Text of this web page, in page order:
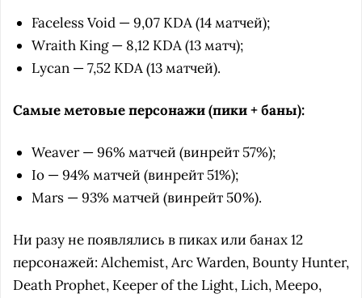
Faceless Void — 9,07 KDA (14 матчей);
Wraith King — 8,12 KDA (13 матч);
Lycan — 7,52 KDA (13 матчей).
Самые метовые персонажи (пики + баны):
Weaver — 96% матчей (винрейт 57%);
Io — 94% матчей (винрейт 51%);
Mars — 93% матчей (винрейт 50%).
Ни разу не появлялись в пиках или банах 12
персонажей: Alchemist, Arc Warden, Bounty Hunter,
Death Prophet, Keeper of the Light, Lich, Meepo,